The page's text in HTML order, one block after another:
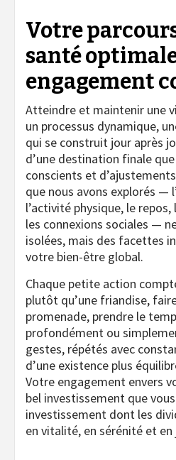
Votre
santé
engagement
Atteindre et maintenir une
un processus dynamique,
qui se construit jour après
d’une destination finale
conscients et
que nous avons explorés —
l’activité physique, le
les connexions sociales —
isolées, mais des facettes
votre bien-être global.
Chaque petite action
plutôt qu’une friandise,
promenade, prendre le
profondément ou
gestes, répétés avec
d’une existence plus
Votre engagement envers
bel investissement que
investissement dont les
en vitalité, en sérénité et en